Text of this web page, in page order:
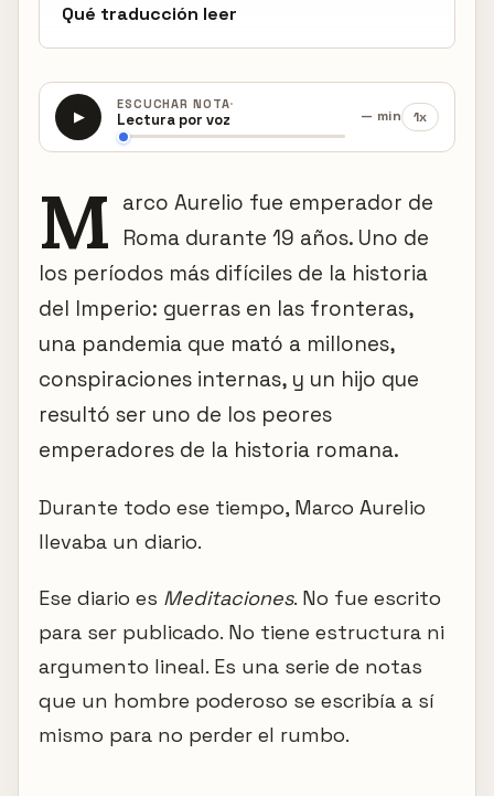
Qué traducción leer
▶
ESCUCHAR NOTA·
Lectura por voz
— min 1x
M arco Aurelio fue emperador de
Roma durante 19 años. Uno de
los períodos más difíciles de la historia
del Imperio: guerras en las fronteras,
una pandemia que mató a millones,
conspiraciones internas, y un hijo que
resultó ser uno de los peores
emperadores de la historia romana.
Durante todo ese tiempo, Marco Aurelio
llevaba un diario.
Ese diario es Meditaciones. No fue escrito
para ser publicado. No tiene estructura ni
argumento lineal. Es una serie de notas
que un hombre poderoso se escribía a sí
mismo para no perder el rumbo.